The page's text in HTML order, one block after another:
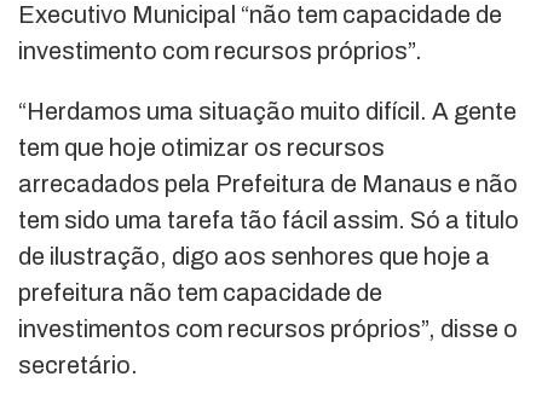
Executivo Municipal “não tem capacidade de
investimento com recursos próprios”.
“Herdamos uma situação muito difícil. A gente
tem que hoje otimizar os recursos
arrecadados pela Prefeitura de Manaus e não
tem sido uma tarefa tão fácil assim. Só a titulo
de ilustração, digo aos senhores que hoje a
prefeitura não tem capacidade de
investimentos com recursos próprios”, disse o
secretário.